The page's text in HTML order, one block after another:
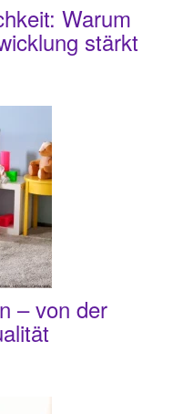
Warum
stärkt
– von der